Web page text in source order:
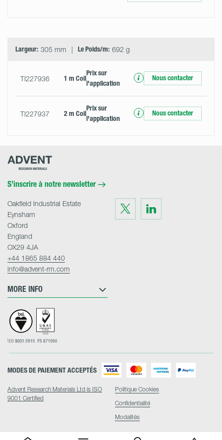
Largeur: 305 mm Le Poids/m: 692 g
TI227936 1 m Coil
Prix ​​sur
l'application
Nous contacter
TI227937 2 m Coil
Prix ​​sur
l'application
Nous contacter
Advent
S’inscrire à notre newsletter
Visit
us
on
Twitter
Visit
on
LinkedIn
MORE INFO
Oakfield Industrial Estate
Eynsham
Oxford
England
OX29 4JA
+44 1865 884 440
info@advent-rm.com
Advent Research Materials Ltd is ISO
9001 Certified
MODES DE PAIEMENT ACCEPTÉS
Politique Cookies
Confidentialité
Modalités